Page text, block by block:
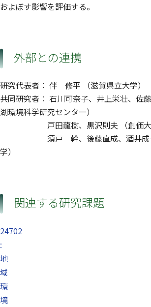
およぼす影響を評価する。
外部との連携
研究代表者： 伴 修平 （滋賀県立大学）
共同研究者： 石川可奈子、井上栄壮、佐
湖環境科学研究センター）
戸田龍樹、黒沢則夫 （創価大
須戸 幹、後藤直成、酒井成子
学）
関連する研究課題
24702
:
地
域
環
境